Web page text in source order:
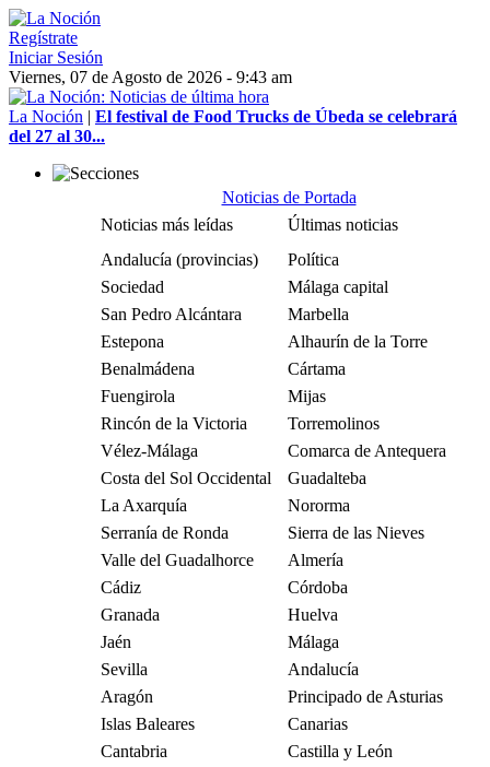
Regístrate
Iniciar Sesión
Viernes, 07 de Agosto de 2026 - 9:43 am
La Noción | El festival de Food Trucks de Úbeda se celebrará
del 27 al 30...
Noticias de Portada
Noticias más leídas
Últimas noticias
Andalucía (provincias)
Política
Sociedad
Málaga capital
San Pedro Alcántara
Marbella
Estepona
Alhaurín de la Torre
Benalmádena
Cártama
Fuengirola
Mijas
Rincón de la Victoria
Torremolinos
Vélez-Málaga
Comarca de Antequera
Costa del Sol Occidental
Guadalteba
La Axarquía
Nororma
Serranía de Ronda
Sierra de las Nieves
Valle del Guadalhorce
Almería
Cádiz
Córdoba
Granada
Huelva
Jaén
Málaga
Sevilla
Andalucía
Aragón
Principado de Asturias
Islas Baleares
Canarias
Cantabria
Castilla y León